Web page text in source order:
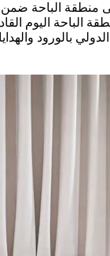
منطقة الباحة
الباحة اليوم
بالورود